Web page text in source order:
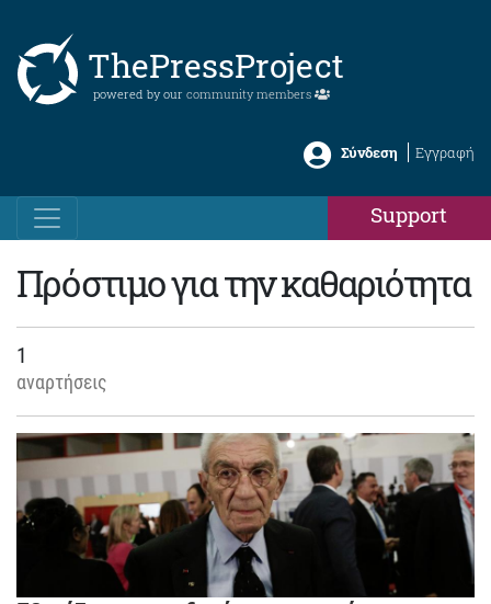
ThePressProject
powered by our community members
Σύνδεση Εγγραφή
Support
Πρόστιμο για την καθαριότητα
1
αναρτήσεις